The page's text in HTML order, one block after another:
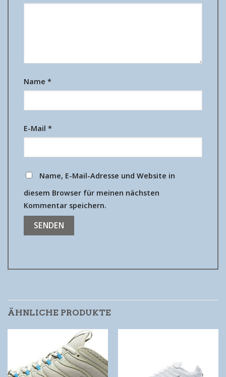
Name *
E-Mail *
Name, E-Mail-Adresse und Website in
diesem Browser für meinen nächsten
Kommentar speichern.
ÄHNLICHE PRODUKTE